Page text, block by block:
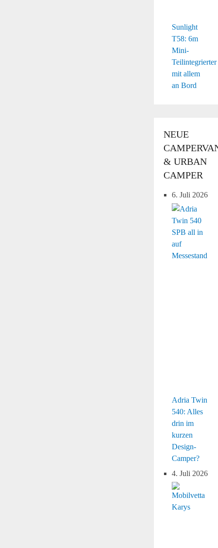
Sunlight
T58: 6m
Mini-
Teilintegrierter
mit allem
an Bord
NEUE
& URBAN
CAMPER
6. Juli 2026
Adria Twin
540: Alles
drin im
kurzen
Design-
Camper?
4. Juli 2026